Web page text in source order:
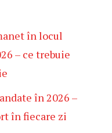
în locul
– ce trebuie
în 2026 –
în fiecare zi